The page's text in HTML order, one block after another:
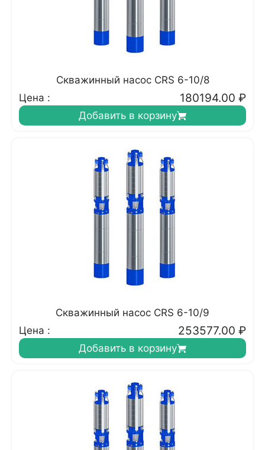
Скважинный насос CRS 6-10/8
Цена :
180194.00 ₽
Добавить в корзину
Скважинный насос CRS 6-10/9
Цена :
253577.00 ₽
Добавить в корзину